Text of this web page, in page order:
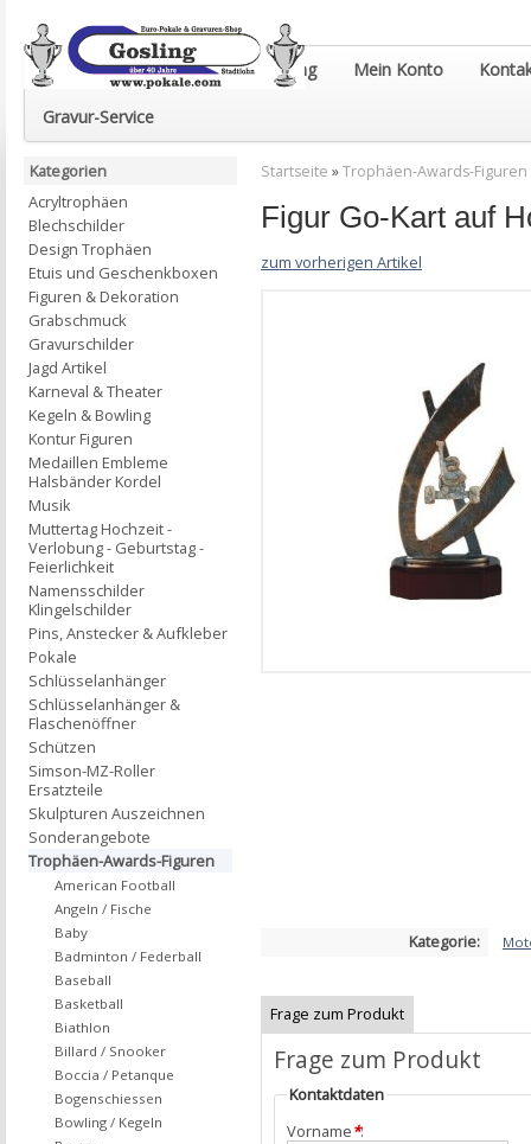
Euro-Pokale & Gravur-Shop Gosling Mein Konto
Gravur-Service
Startseite »Trophäen-Awards-Figuren
Figur Go-Kart auf
zum vorherigen Artikel
Kategorie:
Frage zum Produkt
Frage zum Produkt
Kontaktdaten
Vorname*:
Kategorien
Acryltrophäen
Blechschilder
Design Trophäen
Etuis und Geschenkboxen
Figuren & Dekoration
Grabschmuck
Gravurschilder
Jagd Artikel
Karneval & Theater
Kegeln & Bowling
Kontur Figuren
Medaillen Embleme
Halsbänder Kordel
Musik
Muttertag Hochzeit -
Verlobung - Geburtstag -
Feierlichkeit
Namensschilder
Klingelschilder
Pins, Anstecker & Aufkleber
Pokale
Schlüsselanhänger
Schlüsselanhänger &
Flaschenöffner
Schützen
Simson-MZ-Roller
Ersatzteile
Skulpturen Auszeichnen
Sonderangebote
Trophäen-Awards-Figuren
American Football
Angeln / Fische
Baby
Badminton / Federball
Baseball
Basketball
Biathlon
Billard / Snooker
Boccia / Petanque
Bogenschiessen
Bowling / Kegeln